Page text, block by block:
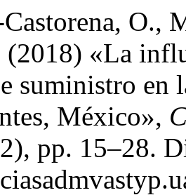
O.,
(2018) «La
suministro en
México»,
pp. 15–28.